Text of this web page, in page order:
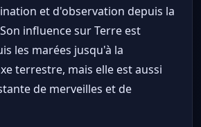
et d'observation depuis la
influence sur Terre est
les marées jusqu'à la
terrestre, mais elle est aussi
de merveilles et de